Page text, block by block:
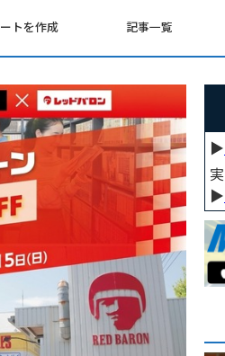
トを作成 記事一覧
▶︎
▶︎